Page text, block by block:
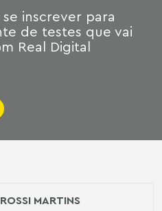
inscrever para
de testes que vai
Real Digital
MARTINS